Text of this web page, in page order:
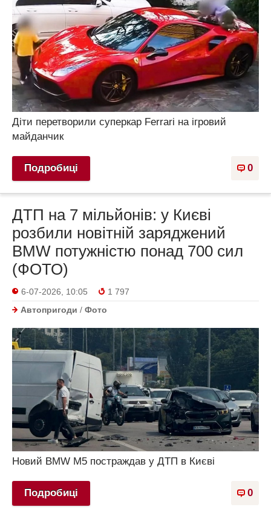
Діти перетворили суперкар Ferrari на ігровий
майданчик
0
Подробиці
ДТП на 7 мільйонів: у Києві
розбили новітній заряджений
BMW потужністю понад 700 сил
(ФОТО)
6-07-2026, 10:05
1 797
Автопригоди / Фото
Новий BMW M5 постраждав у ДТП в Києві
0
Подробиці